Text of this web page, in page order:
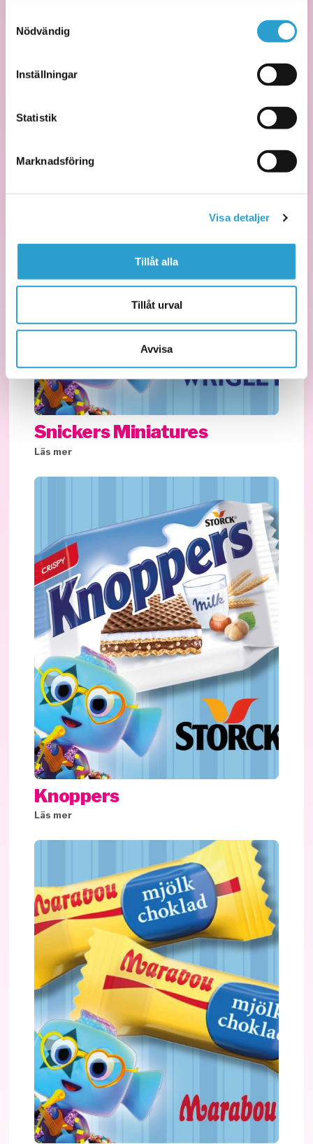
Nödvändig
Inställningar
Statistik
Marknadsföring
Visa detaljer
Tillåt alla
Tillåt urval
Avvisa
Tutti Frutti
Snickers Miniatures
Läs mer
Knoppers
Läs mer